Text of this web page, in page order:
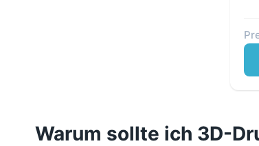
Warum sollte ich 3D-